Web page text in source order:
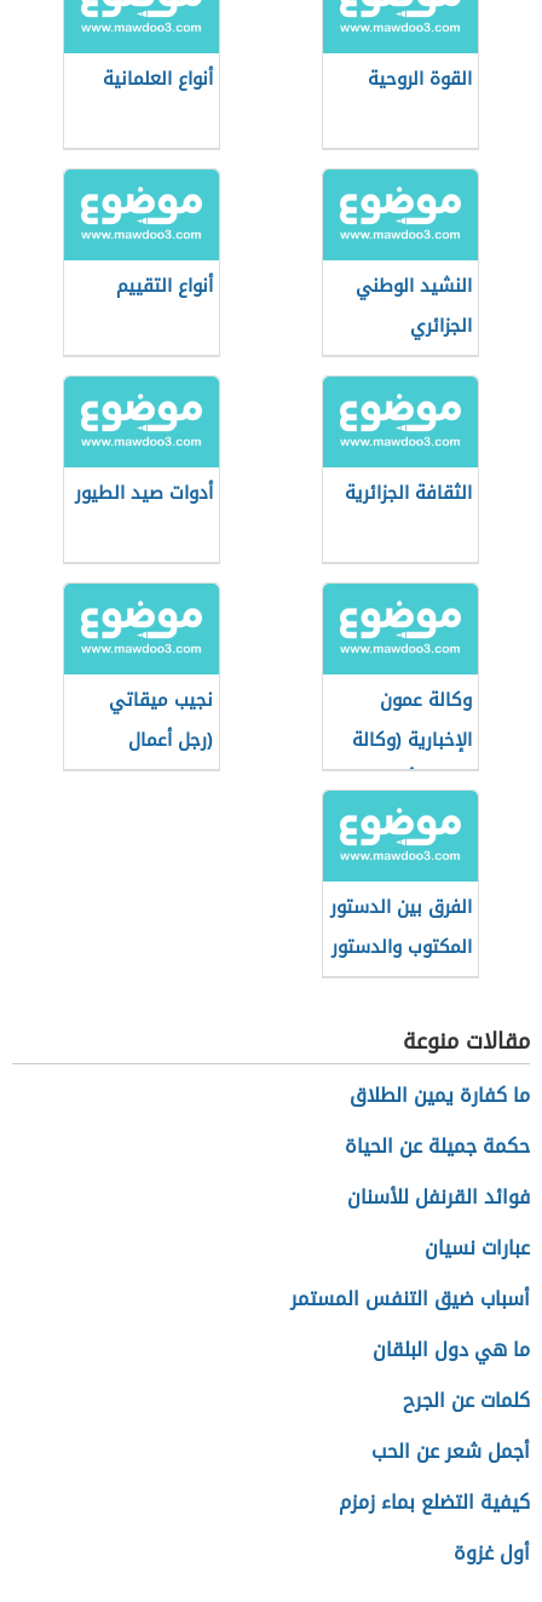
القوة الروحية أنواع العلمانية
النشيد الوطني
الجزائري
أنواع التقييم
الثقافة الجزائرية أدوات صيد الطيور
وكالة عمون
الإخبارية (وكالة
إخبارية أردنية
خاصة)
نجيب ميقاتي
(رجل أعمال
وسياسي لبناني)
الفرق بين الدستور
المكتوب والدستور
غير المكتوب
مقالات منوعة
ما كفارة يمين الطلاق
حكمة جميلة عن الحياة
فوائد القرنفل للأسنان
عبارات نسيان
أسباب ضيق التنفس المستمر
ما هي دول البلقان
كلمات عن الجرح
أجمل شعر عن الحب
كيفية التضلع بماء زمزم
أول غزوة